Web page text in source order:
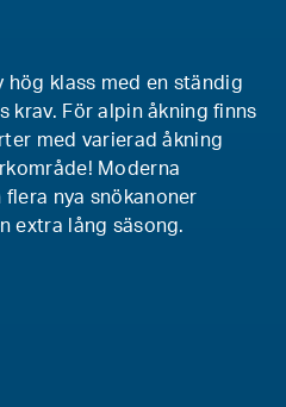
klass med en ständig
krav. För alpin åkning finns
med varierad åkning
Moderna
nya snökanoner
extra lång säsong.